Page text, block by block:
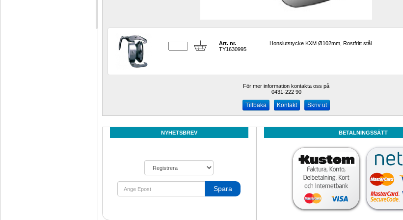
Art. nr.
TY1630995
Honslutstycke KXM Ø102mm, Rostfritt stål
För mer information kontakta oss på
0431-222 90
Kontakt Skriv ut
NYHETSBREV
Spara
BETALNINGSSÄTT